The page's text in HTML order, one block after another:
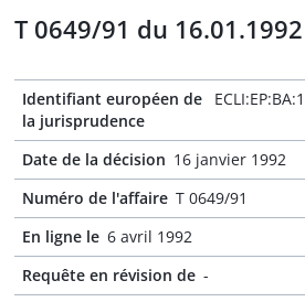
T 0649/91 du 16.01.1992
Identifiant européen de
la jurisprudence
Date de la décision 16 janvier 1992
Numéro de l'affaire T 0649/91
En ligne le 6 avril 1992
Requête en révision de -